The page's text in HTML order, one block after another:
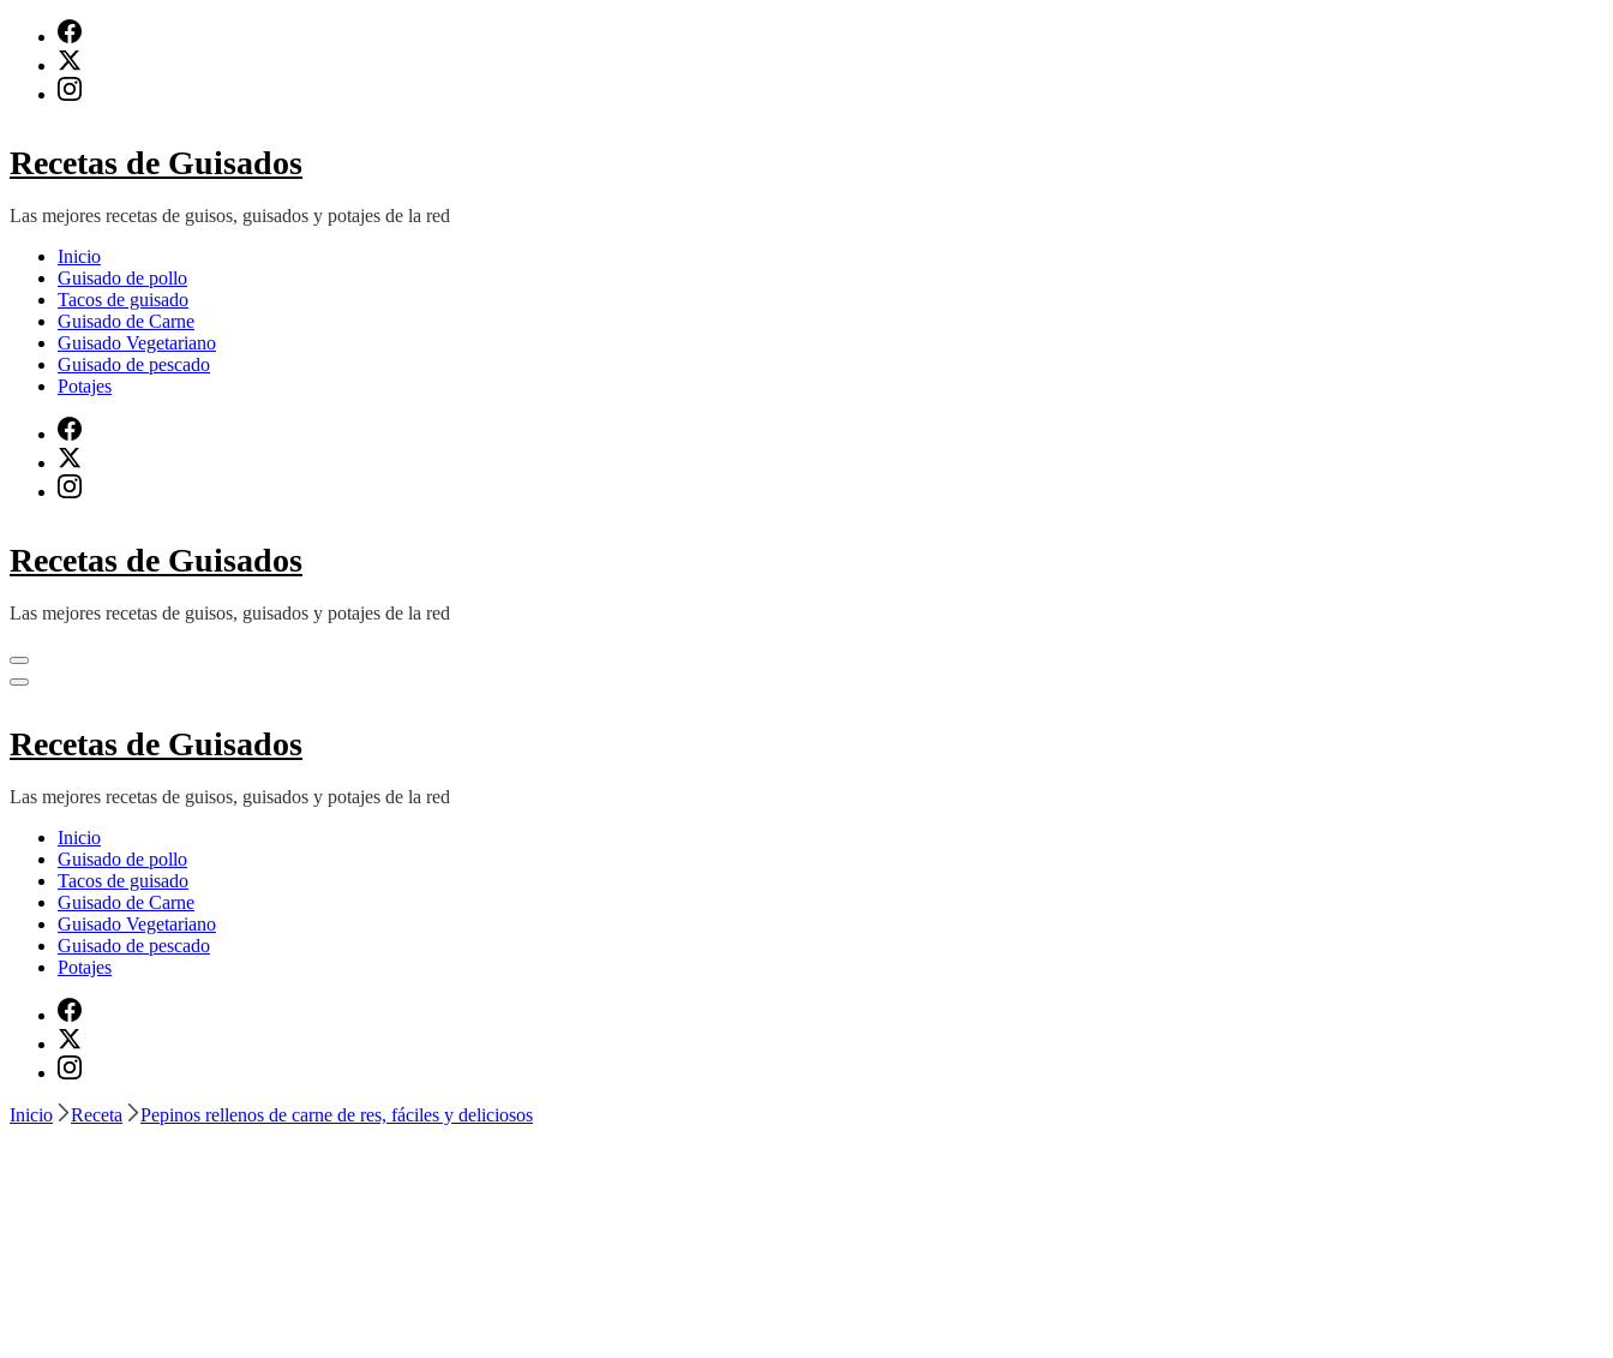
contenido
(presiona
Recetas de Guisados
Las mejores recetas de guisos, guisados y potajes de la red
Inicio
Guisado de pollo
Tacos de guisado
Guisado de Carne
Guisado Vegetariano
Guisado de pescado
Potajes
Recetas de Guisados
Las mejores recetas de guisos, guisados y potajes de la red
Recetas de Guisados
Las mejores recetas de guisos, guisados y potajes de la red
Inicio
Guisado de pollo
Tacos de guisado
Guisado de Carne
Guisado Vegetariano
Guisado de pescado
Potajes
Inicio Receta Pepinos rellenos de carne de res, fáciles y deliciosos